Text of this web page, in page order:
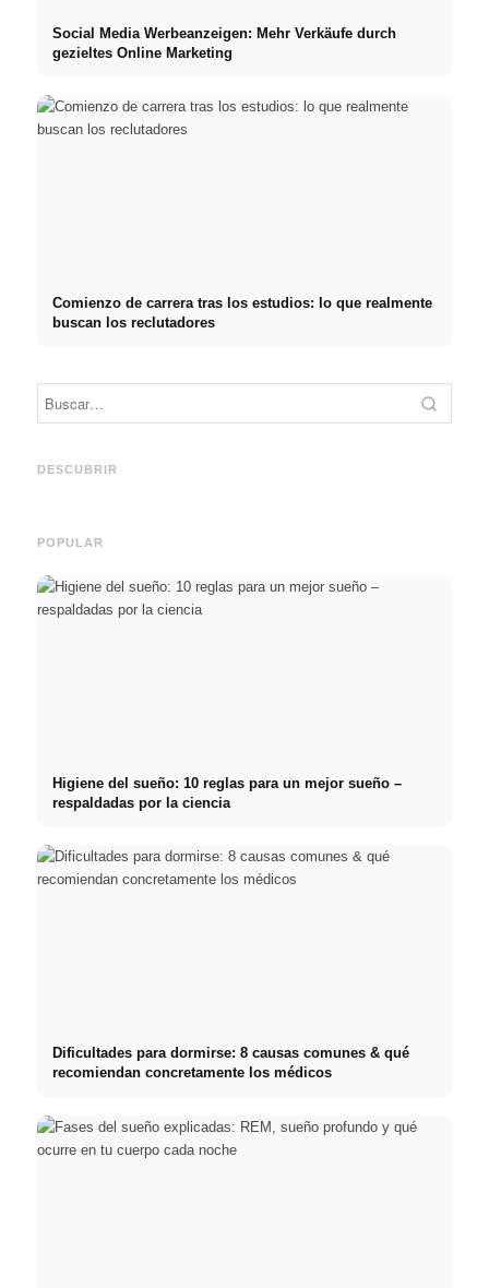
Social Media Werbeanzeigen: Mehr Verkäufe durch
gezieltes Online Marketing
Comienzo de carrera tras los estudios: lo que realmente
buscan los reclutadores
DESCUBRIR
Práctica profesional en
y el camino directo hacia la
Financiar los estudios en
POPULAR
Higiene del sueño: 10 reglas para un mejor sueño –
respaldadas por la ciencia
Dificultades para dormirse: 8 causas comunes & qué
recomiendan concretamente los médicos